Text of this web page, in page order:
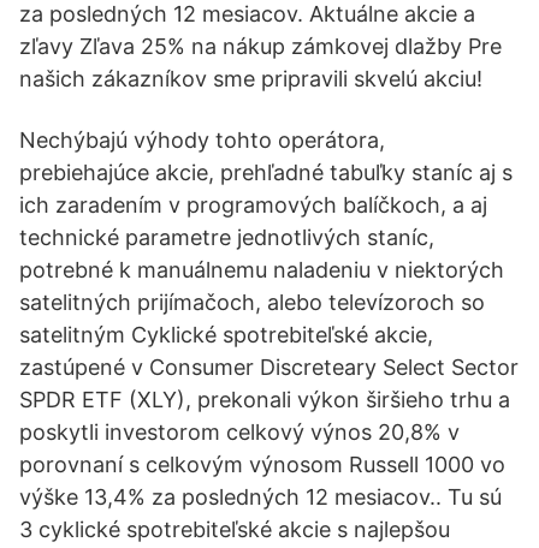
za posledných 12 mesiacov. Aktuálne akcie a
zľavy Zľava 25% na nákup zámkovej dlažby Pre
našich zákazníkov sme pripravili skvelú akciu!
Nechýbajú výhody tohto operátora,
prebiehajúce akcie, prehľadné tabuľky staníc aj s
ich zaradením v programových balíčkoch, a aj
technické parametre jednotlivých staníc,
potrebné k manuálnemu naladeniu v niektorých
satelitných prijímačoch, alebo televízoroch so
satelitným Cyklické spotrebiteľské akcie,
zastúpené v Consumer Discreteary Select Sector
SPDR ETF (XLY), prekonali výkon širšieho trhu a
poskytli investorom celkový výnos 20,8% v
porovnaní s celkovým výnosom Russell 1000 vo
výške 13,4% za posledných 12 mesiacov.. Tu sú
3 cyklické spotrebiteľské akcie s najlepšou